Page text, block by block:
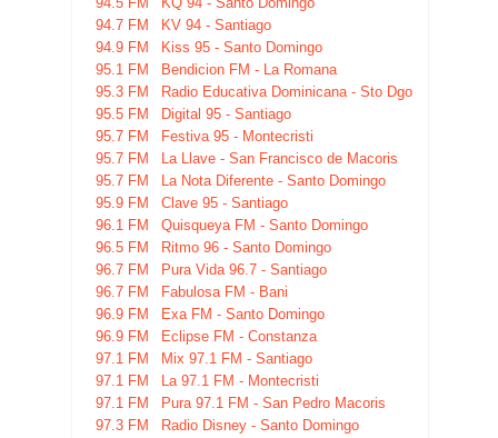
94.7 FM
KV 94 - Santiago
94.9 FM
Kiss 95 - Santo Domingo
95.1 FM
Bendicion FM - La Romana
95.3 FM
Radio Educativa Dominicana - Sto Dgo
95.5 FM
Digital 95 - Santiago
95.7 FM
Festiva 95 - Montecristi
95.7 FM
La Llave - San Francisco de Macoris
95.7 FM
La Nota Diferente - Santo Domingo
95.9 FM
Clave 95 - Santiago
96.1 FM
Quisqueya FM - Santo Domingo
96.5 FM
Ritmo 96 - Santo Domingo
96.7 FM
Pura Vida 96.7 - Santiago
96.7 FM
Fabulosa FM - Bani
96.9 FM
Exa FM - Santo Domingo
96.9 FM
Eclipse FM - Constanza
97.1 FM
Mix 97.1 FM - Santiago
97.1 FM
La 97.1 FM - Montecristi
97.1 FM
Pura 97.1 FM - San Pedro Macoris
97.3 FM
Radio Disney - Santo Domingo